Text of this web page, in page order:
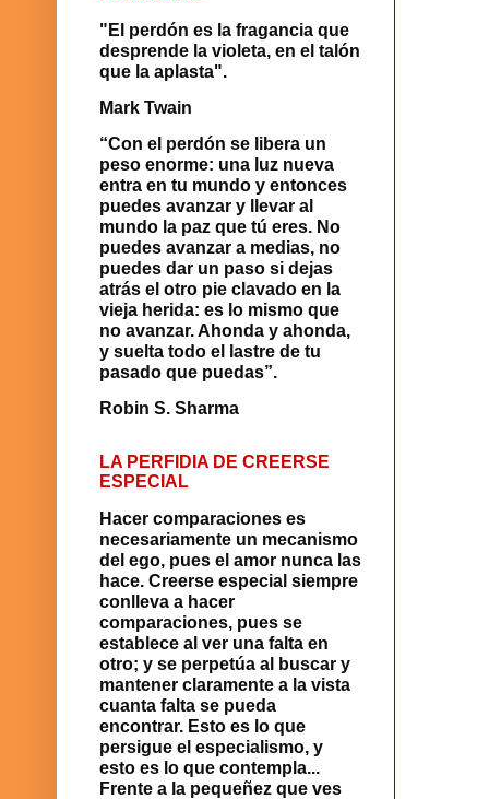
"El perdón es la fragancia que
desprende la violeta, en el talón
que la aplasta".
Mark Twain
“Con el perdón se libera un
peso enorme: una luz nueva
entra en tu mundo y entonces
puedes avanzar y llevar al
mundo la paz que tú eres. No
puedes avanzar a medias, no
puedes dar un paso si dejas
atrás el otro pie clavado en la
vieja herida: es lo mismo que
no avanzar. Ahonda y ahonda,
y suelta todo el lastre de tu
pasado que puedas”.
Robin S. Sharma
LA PERFIDIA DE CREERSE
ESPECIAL
Hacer comparaciones es
necesariamente un mecanismo
del ego, pues el amor nunca las
hace. Creerse especial siempre
con­lleva a hacer
comparaciones, pues se
establece al ver una falta en
otro; y se perpetúa al buscar y
mantener claramente a la vista
cuanta falta se pueda
encontrar. Esto es lo que
persigue el especialismo, y
esto es lo que contempla...
Frente a la pequeñez que ves